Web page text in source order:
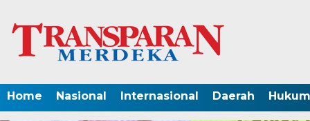
Home Nasional Internasional Daerah